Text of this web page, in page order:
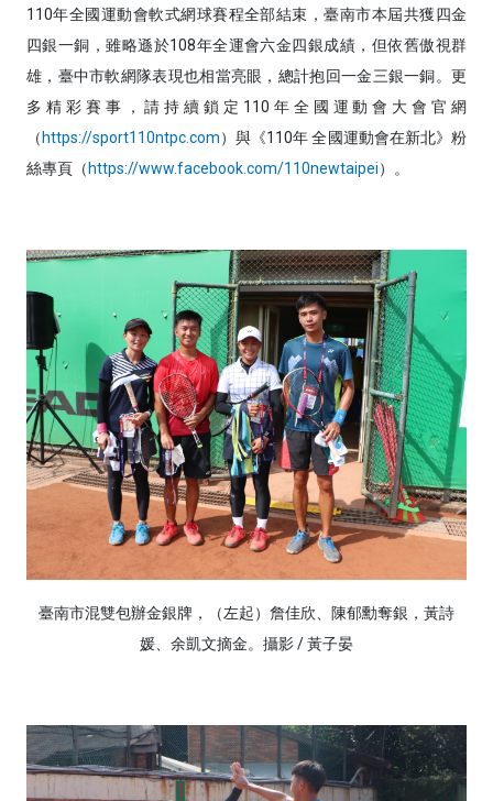
110年全國運動會軟式網球賽程全部結束，臺南市本屆共獲四金
四銀一銅，雖略遜於108年全運會六金四銀成績，但依舊傲視群
雄，臺中市軟網隊表現也相當亮眼，總計抱回一金三銀一銅。更
多精彩賽事，請持續鎖定110年全國運動會大會官網
（https://sport110ntpc.com）與《110年 全國運動會在新北》粉
絲專頁（https://www.facebook.com/110newtaipei）。
臺南市混雙包辦金銀牌，（左起）詹佳欣、陳郁勳奪銀，黃詩
媛、余凱文摘金。攝影 / 黃子晏